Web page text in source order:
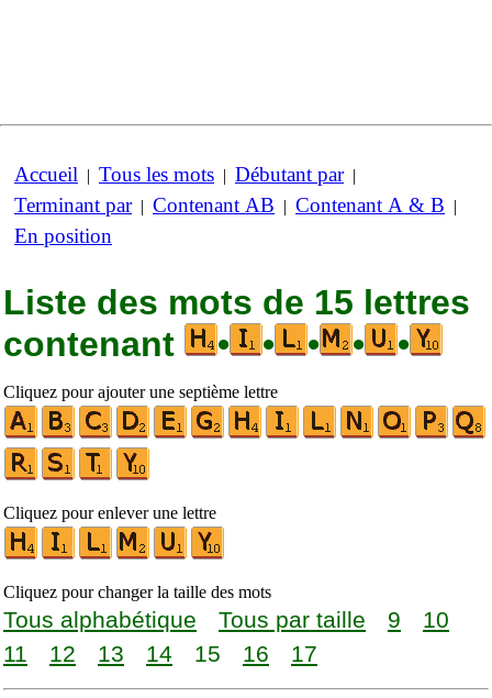
Accueil | Tous les mots | Débutant par|
Terminant par| Contenant AB | Contenant A & B |
En position
Liste des mots de 15 lettres
contenant
• • • • •
Cliquez pour ajouter une septième lettre
Cliquez pour enlever une lettre
Cliquez pour changer la taille des mots
Tous alphabétique Tous par taille 9
10
11
12 13 14 15 16 17